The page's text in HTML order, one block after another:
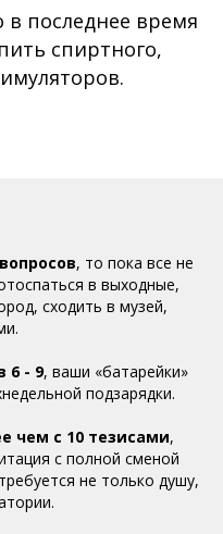
в последнее время
спиртного,
, то пока все не
в выходные,
сходить в музей,
6 - 9, ваши «батарейки»
подзарядки.
чем с 10 тезисами,
с полной сменой
не только душу,